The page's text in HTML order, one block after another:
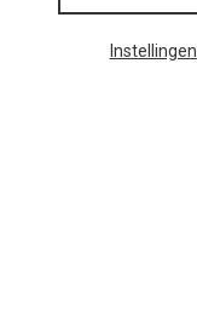
Instellingen